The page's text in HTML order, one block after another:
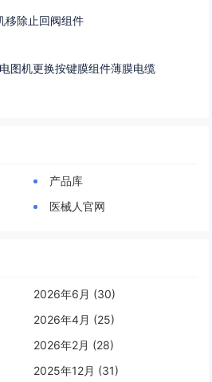
移除止回阀组件
图机更换按键膜组件薄膜电缆
产品库
医械人官网
2026年6月 (30)
2026年4月 (25)
2026年2月 (28)
2025年12月 (31)